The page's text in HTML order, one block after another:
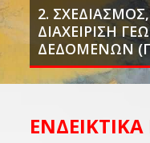
2.
ΔΙΑΧΕΙΡΙΣΗ
ΔΕΔΟΜΕΝΩΝ